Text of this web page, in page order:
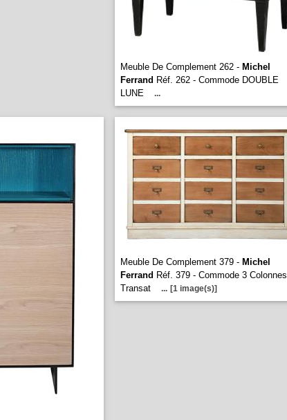
Meuble De Complement 262 - Michel
Ferrand Réf. 262 - Commode DOUBLE
LUNE
...
Meuble De Complement 379 - Michel
Ferrand Réf. 379 - Commode 3 Colonnes
Transat
... [1 image(s)]